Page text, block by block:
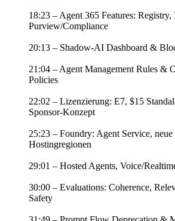
18:23 – Agent 365 Features:
Purview/Compliance
20:13 – Shadow‑AI Dashboard &
21:04 – Agent Management Rules &
Policies
22:02 – Lizenzierung: E7, $15
Sponsor‑Konzept
25:23 – Foundry: Agent Service,
Hostingregionen
29:01 – Hosted Agents, Voice/
30:00 – Evaluations: Coherence,
Safety